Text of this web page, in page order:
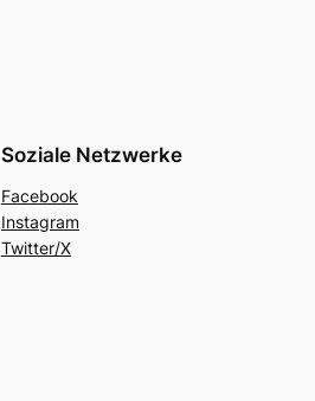
Soziale Netzwerke
Facebook
Instagram
Twitter/X